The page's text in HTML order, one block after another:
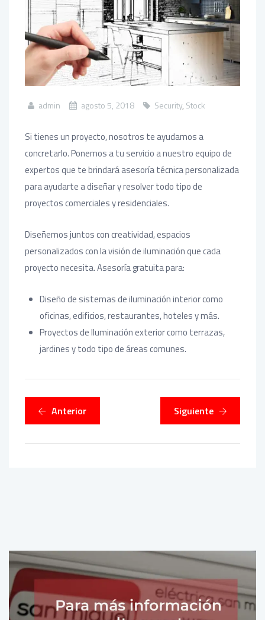
admin agosto 5, 2018 Security, Stock
Si tienes un proyecto, nosotros te ayudamos a
concretarlo. Ponemos a tu servicio a nuestro equipo de
expertos que te brindará asesoría técnica personalizada
para ayudarte a diseñar y resolver todo tipo de
proyectos comerciales y residenciales.
Diseñemos juntos con creatividad, espacios
personalizados con la visión de iluminación que cada
proyecto necesita. Asesoría gratuita para:
Diseño de sistemas de iluminación interior como
oficinas, edificios, restaurantes,hoteles y más.
Proyectos de Iluminación exterior como terrazas,
jardines y todo tipo de áreas comunes.
Anterior Siguiente